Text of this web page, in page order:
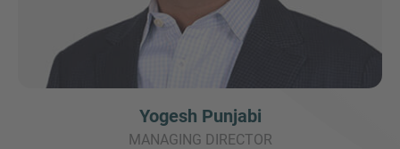
Yogesh Punjabi
MANAGING DIRECTOR